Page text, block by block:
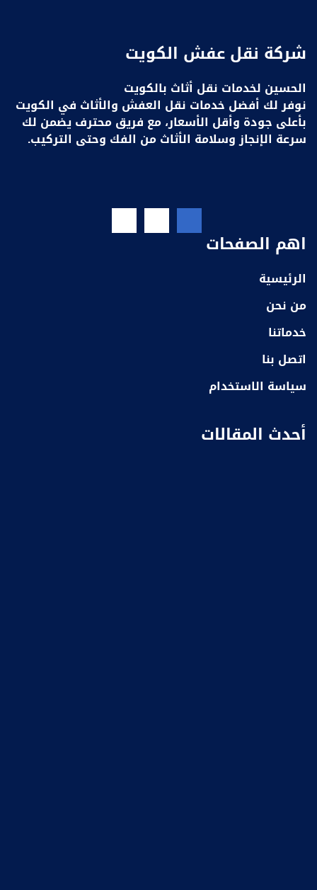
شركة نقل عفش الكويت
الحسين لخدمات نقل أثاث بالكويت
نوفر لك أفضل خدمات نقل العفش والأثاث في الكويت
بأعلى جودة وأقل الأسعار، مع فريق محترف يضمن لك
سرعة الإنجاز وسلامة الأثاث من الفك وحتى التركيب.
اهم الصفحات
الرئيسية
من نحن
خدماتنا
اتصل بنا
سياسة الاستخدام
أحدث المقالات